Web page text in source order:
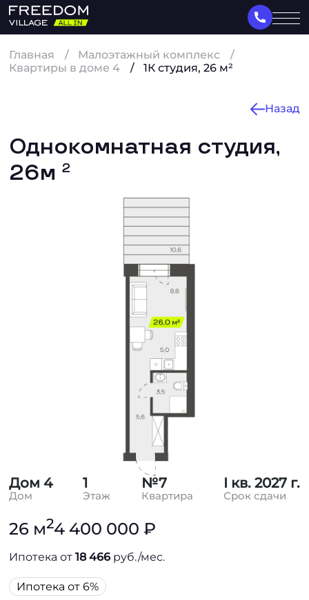
Главная
Малоэтажный комплекс
Квартиры в доме 4
1К студия, 26 м²
Назад
Однокомнатная студия,
26м 2
Дом 4
Дом
1
Этаж
№7
Квартира
I кв. 2027 г.
Срок сдачи
26 м24 400 000 ₽
Ипотека от18 466 руб./мес.
Ипотека от 6%